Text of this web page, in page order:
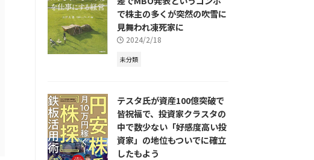
で株主の多くが突然の吹雪に
見舞われ凍死家に
2024/2/18
未分類
テスタ氏が資産100億突破で
皆祝福で、投資家クラスタの
中で数少ない「好感度高い投
資家」の地位もついでに確立
したもよう